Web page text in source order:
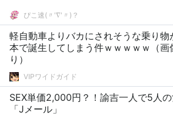
ぴこ速(〃'∇'〃)？
軽自動車よりバカにされそうな乗り物
本で誕生してしまう件ｗｗｗｗｗ（画
り）
VIPワイドガイド
SEX単価2,000円？！諭吉一人で5人
「Jメール」